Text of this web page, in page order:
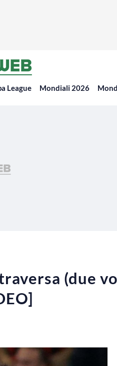
League Mondiali 2026
(due